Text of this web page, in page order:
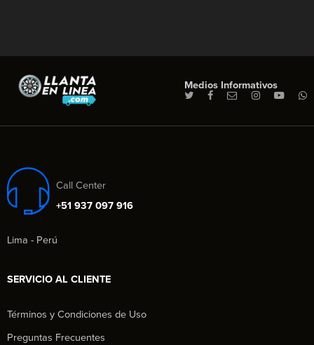
Medios Informativos
Call Center
+51 937 097 916
Lima - Perú
SERVICIO AL CLIENTE
Términos y Condiciones de Uso
Preguntas Frecuentes